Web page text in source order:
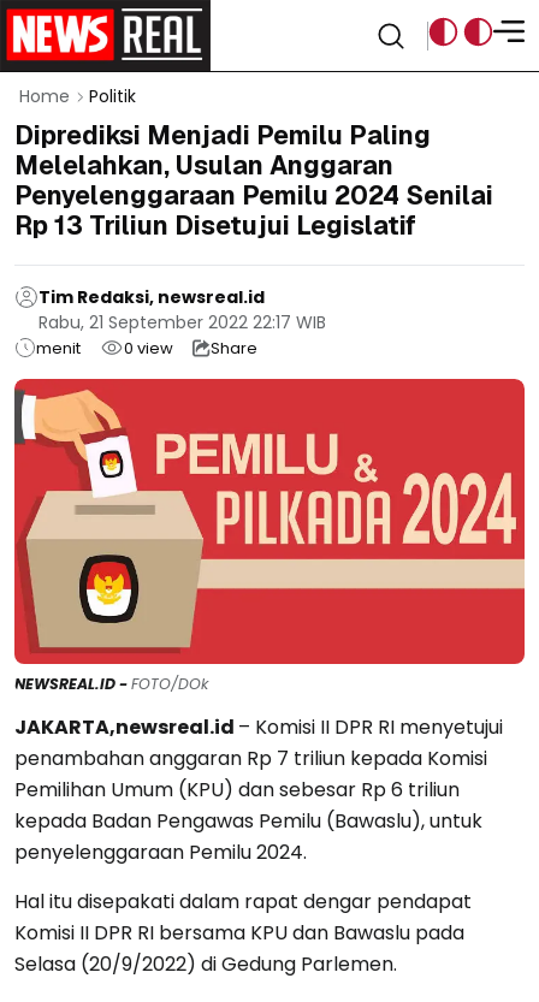
Home Politik
Diprediksi Menjadi Pemilu Paling
Melelahkan, Usulan Anggaran
Penyelenggaraan Pemilu 2024 Senilai
Rp 13 Triliun Disetujui Legislatif
Tim Redaksi, newsreal.id
Rabu, 21 September 2022 22:17 WIB
menit 0 view Share
NEWSREAL.ID -FOTO/DOk
JAKARTA,newsreal.id – Komisi II DPR RI menyetujui
penambahan anggaran Rp 7 triliun kepada Komisi
Pemilihan Umum (KPU) dan sebesar Rp 6 triliun
kepada Badan Pengawas Pemilu (Bawaslu), untuk
penyelenggaraan Pemilu 2024.
Hal itu disepakati dalam rapat dengar pendapat
Komisi II DPR RI bersama KPU dan Bawaslu pada
Selasa (20/9/2022) di Gedung Parlemen.